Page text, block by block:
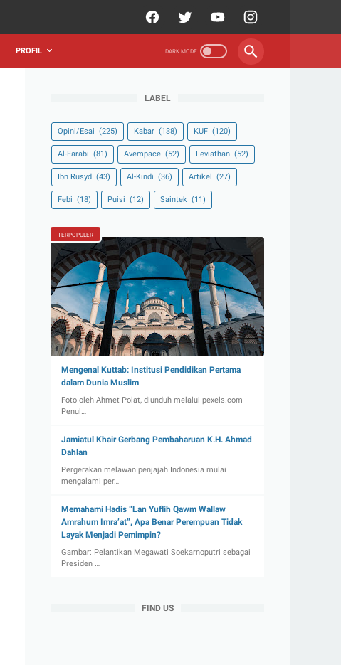
PROFIL
LABEL
Opini/Esai (225) Kabar (138) KUF (120)
Al-Farabi (81) Avempace (52) Leviathan (52)
Ibn Rusyd (43) Al-Kindi (36) Artikel (27)
Febi (18) Puisi (12) Saintek (11)
TERPOPULER
Mengenal Kuttab: Institusi Pendidikan Pertama
dalam Dunia Muslim
Foto oleh Ahmet Polat, diunduh melalui pexels.com
Penul…
Jamiatul Khair Gerbang Pembaharuan K.H. Ahmad
Dahlan
Pergerakan melawan penjajah Indonesia mulai
mengalami per…
Memahami Hadis “Lan Yuflih Qawm Wallaw
Amrahum Imra’at”, Apa Benar Perempuan Tidak
Layak Menjadi Pemimpin?
Gambar: Pelantikan Megawati Soekarnoputri sebagai
Presiden …
FIND US